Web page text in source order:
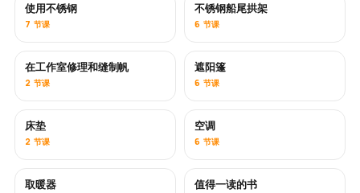
即将推出
使用不锈钢
7 节课
不锈钢船尾拱架
6 节课
即将推出
在工作室修理和缝制帆
2 节课
遮阳篷
6 节课
床垫
2 节课
即将推出
空调
6 节课
即将推出
取暖器 即将推出
值得一读的书